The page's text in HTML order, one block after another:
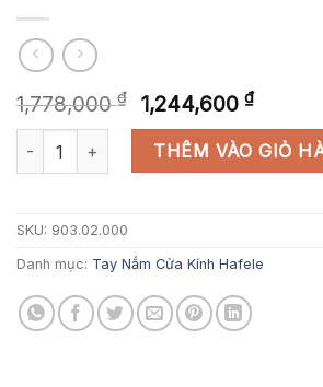
1,778,000₫
Giá
gốc
là:
1,778,000 ₫.
1,244,600 ₫Giá
hiện
tại
là:
Tay nắm kéo đẩy Hafele 1100mm
THÊM VÀO GIỎ
SKU: 903.02.000
Danh mục: Tay Nắm Cửa Kính Hafele